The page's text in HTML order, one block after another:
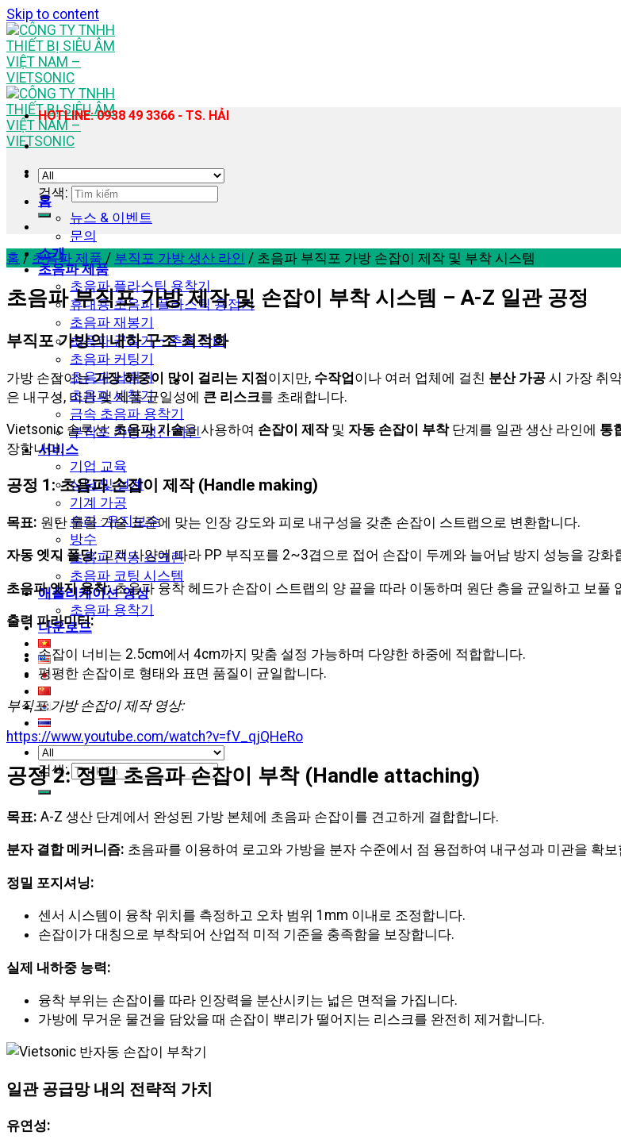
Skip to content
홈
뉴스 & 이벤트
문의
소개
초음파 제품
초음파 플라스틱 용착기
휴대용 초음파 플라스틱 용접기
초음파 재봉기
초음파 균질기 – 추출 장비
초음파 커팅기
초음파 납땜기
초음파 세척기
금속 초음파 용착기
부직포 가방 생산 라인
서비스
기업 교육
상담 및 설계
기계 가공
수리 · 유지보수
방수
초음파 진동 스크린
초음파 코팅 시스템
애플리케이션 영상
초음파 용착기
다운로드
검색:
HOTLINE: 0938 49 3366 - TS. HẢI
검색:
홈 / 초음파 제품 / 부직포 가방 생산 라인 / 초음파 부직포 가방 손잡이 제작 및 부착 시스템
초음파 부직포 가방 제작 및 손잡이 부착 시스템 – A-Z 일관 공정
부직포 가방의 내하 구조 최적화
가방 손잡이는가장 하중이 많이 걸리는 지점이지만, 수작업이나 여러 업체에 걸친 분산 가공 시 가장 취
은 내구성, 미관 및 제품 균일성에 큰 리스크를 초래합니다.
Vietsonic 솔루션: 초음파 기술을 사용하여 손잡이 제작및 자동 손잡이 부착단계를 일관 생산 라인에 통
장합니다.
공정 1: 초음파 손잡이 제작 (Handle making)
목표: 원단 롤을 기술 표준에 맞는 인장 강도와 피로 내구성을 갖춘 손잡이 스트랩으로 변환합니다.
자동 엣지 폴딩: 고객 사양에 따라 PP 부직포를 2~3겹으로 접어 손잡이 두께와 늘어남 방지 성능을 강화
초음파 엣지 융착:초음파 융착 헤드가 손잡이 스트랩의 양 끝을 따라 이동하며 원단 층을 균일하고 보풀
출력 파라미터:
손잡이 너비는 2.5cm에서 4cm까지 맞춤 설정 가능하며 다양한 하중에 적합합니다.
평평한 손잡이로 형태와 표면 품질이 균일합니다.
부직포 가방 손잡이 제작 영상:
https://www.youtube.com/watch?v=fV_qjQHeRo
공정 2: 정밀 초음파 손잡이 부착 (Handle attaching)
목표: A-Z 생산 단계에서 완성된 가방 본체에 초음파 손잡이를 견고하게 결합합니다.
분자 결합 메커니즘: 초음파를 이용하여 로고와 가방을 분자 수준에서 점 용접하여 내구성과 미관을 확보
정밀 포지셔닝:
센서 시스템이 융착 위치를 측정하고 오차 범위 1mm 이내로 조정합니다.
손잡이가 대칭으로 부착되어 산업적 미적 기준을 충족함을 보장합니다.
실제 내하중 능력:
융착 부위는 손잡이를 따라 인장력을 분산시키는 넓은 면적을 가집니다.
가방에 무거운 물건을 담았을 때 손잡이 뿌리가 떨어지는 리스크를 완전히 제거합니다.
일관 공급망 내의 전략적 가치
유연성: